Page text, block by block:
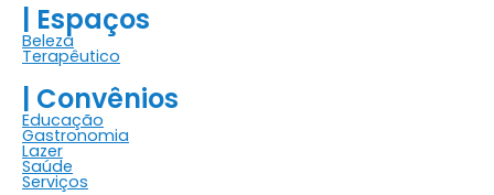
| Espaços
Beleza
Terapêutico
| Convênios
Educação
Gastronomia
Lazer
Saúde
Serviços